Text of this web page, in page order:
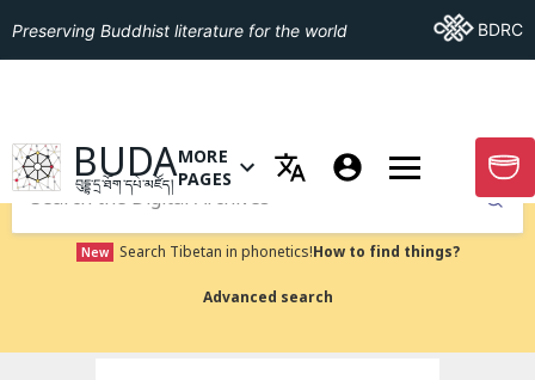
Preserving Buddhist literature for the world Go ToBDRC
GO TO HOMEPAGE
BUDA
བུདྡྷ་དྲ་ཐོག་དཔེ་མཛོད།
OPEN MENU OF MORE PAGES
MORE
PAGES
GO
Submit
New Search Tibetan in phonetics!How to find things?
Advanced search